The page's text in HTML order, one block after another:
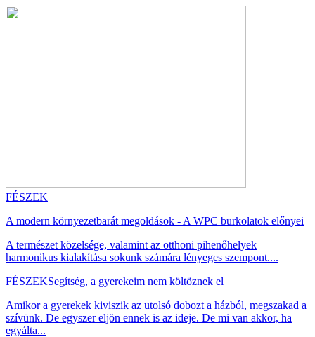
FÉSZEK
A modern környezetbarát megoldások - A WPC burkolatok előnyei
A természet közelsége, valamint az otthoni pihenőhelyek
harmonikus kialakítása sokunk számára lényeges szempont....
FÉSZEKSegítség, a gyerekeim nem költöznek el
Amikor a gyerekek kiviszik az utolsó dobozt a házból, megszakad a
szívünk. De egyszer eljön ennek is az ideje. De mi van akkor, ha
egyálta...